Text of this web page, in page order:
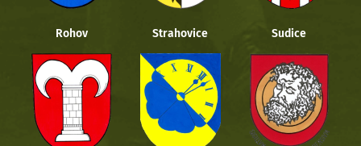
Rohov Strahovice Sudice